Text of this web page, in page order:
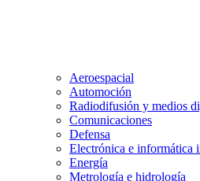
Aeroespacial
Automoción
Radiodifusión y medios
Comunicaciones
Defensa
Electrónica e informática
Energía
Metrología e hidrología